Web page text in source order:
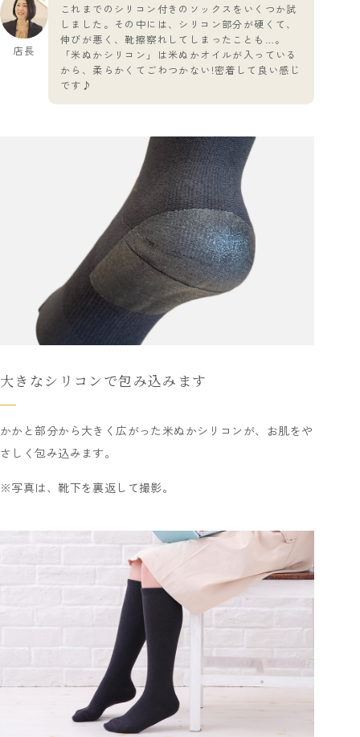
店長
これまでのシリコン付きのソックスをいくつか試
しました。その中には、シリコン部分が硬くて、
伸びが悪く、靴擦察れしてしまったことも…。
「米ぬかシリコン」は米ぬかオイルが入っている
から、柔らかくてごわつかない!密着して良い感じ
です♪
大きなシリコンで包み込みます
かかと部分から大きく広がった米ぬかシリコンが、お肌をや
さしく包み込みます。
※写真は、靴下を裏返して撮影。